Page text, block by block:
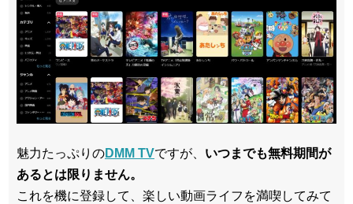
魅力たっぷりのDMM TVですが、 いつまでも無料期間が
あるとは限りません。
これを機に登録して、楽しい動画ライフを満喫してみて